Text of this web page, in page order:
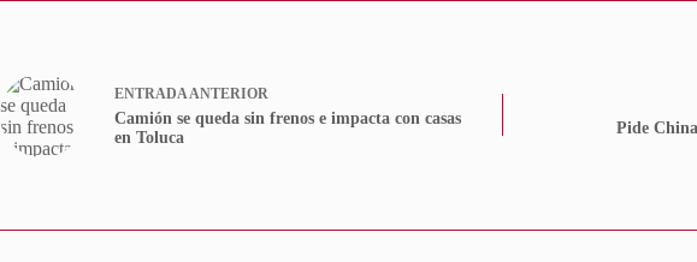
ENTRADAANTERIOR
Camión se queda sin frenos e impacta con casas
en Toluca
Pide